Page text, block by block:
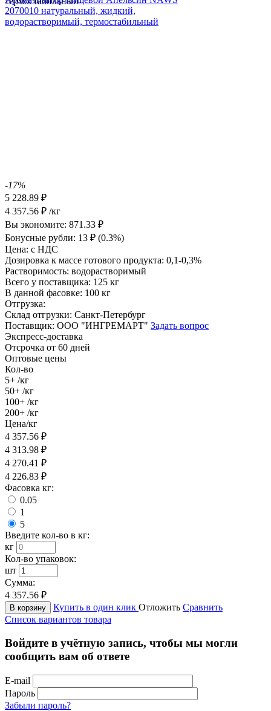
-17%
5 228.89 ₽
4 357.56 ₽ /кг
Вы экономите: 871.33 ₽
Бонусные рубли: 13 ₽ (0.3%)
Цена: с НДС
Дозировка к массе готового продукта: 0,1-0,3%
Растворимость: водорастворимый
Всего у поставщика: 125 кг
В данной фасовке: 100 кг
Отгрузка:
Склад отгрузки: Санкт-Петербург
Поставщик: ООО "ИНГРЕМАРТ" Задать вопрос
Экспресс-доставка
Отсрочка от 60 дней
Оптовые цены
Кол-во
5+ /кг
50+ /кг
100+ /кг
200+ /кг
Цена/кг
4 357.56 ₽
4 313.98 ₽
4 270.41 ₽
4 226.83 ₽
Фасовка кг:
0.05
1
5
Введите кол-во в кг:
кг
Кол-во упаковок:
шт
Сумма:
4 357.56 ₽
В корзину Купить в один клик Отложить Сравнить
Список вариантов товара
Войдите в учётную запись, чтобы мы могли
сообщить вам об ответе
E-mail
Пароль
Забыли пароль?